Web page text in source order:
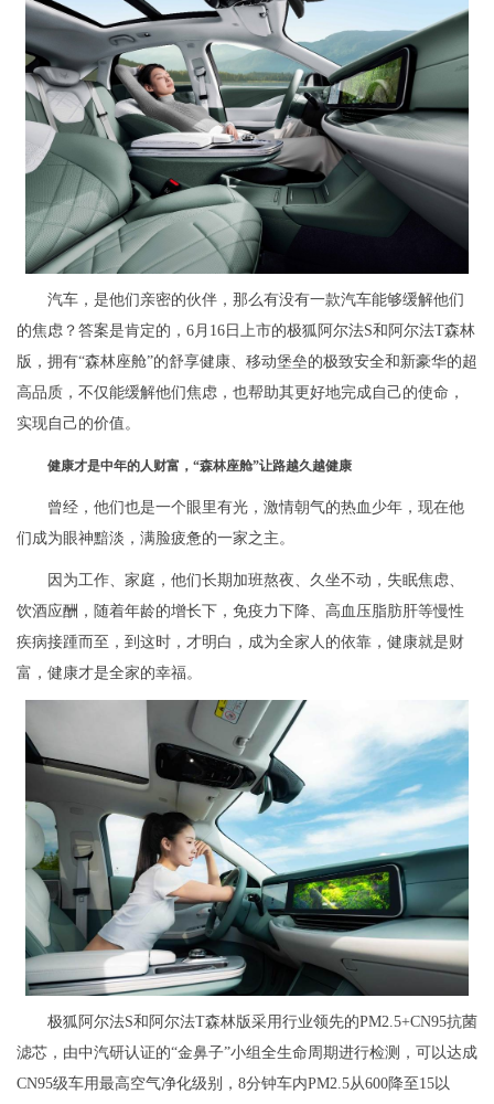
汽车，是他们亲密的伙伴，那么有没有一款汽车能够缓解他们
的焦虑？答案是肯定的，6月16日上市的极狐阿尔法S和阿尔法T森林
版，拥有“森林座舱”的舒享健康、移动堡垒的极致安全和新豪华的超
高品质，不仅能缓解他们焦虑，也帮助其更好地完成自己的使命，
实现自己的价值。
健康才是中年的人财富，“森林座舱”让路越久越健康
曾经，他们也是一个眼里有光，激情朝气的热血少年，现在他
们成为眼神黯淡，满脸疲惫的一家之主。
因为工作、家庭，他们长期加班熬夜、久坐不动，失眠焦虑、
饮酒应酬，随着年龄的增长下，免疫力下降、高血压脂肪肝等慢性
疾病接踵而至，到这时，才明白，成为全家人的依靠，健康就是财
富，健康才是全家的幸福。
极狐阿尔法S和阿尔法T森林版采用行业领先的PM2.5+CN95抗菌
滤芯，由中汽研认证的“金鼻子”小组全生命周期进行检测，可以达成
CN95级车用最高空气净化级别，8分钟车内PM2.5从600降至15以